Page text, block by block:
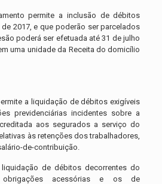
permite a inclusão de débitos
2017, e que poderão ser parcelados
poderá ser efetuada até 31 de julho
uma unidade da Receita do domicílio
a liquidação de débitos exigíveis
previdenciárias incidentes sobre a
aos segurados a serviço do
às retenções dos trabalhadores,
de-contribuição.
de débitos decorrentes do
obrigações acessórias e os de